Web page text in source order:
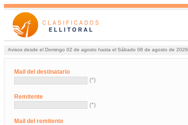
Avisos desde el Domingo 02 de agosto hasta el Sábado 08 de agosto de 2026
Mail del destinatario
(*)
Remitente
(*)
Mail del remitente